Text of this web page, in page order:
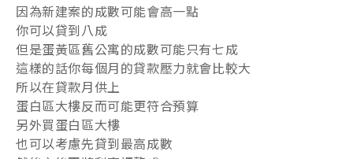
因為新建案的成數可能會高一點
你可以貸到八成
但是蛋黃區舊公寓的成數可能只有七成
這樣的話你每個月的貸款壓力就會比較大
所以在貸款月供上
蛋白區大樓反而可能更符合預算
另外買蛋白區大樓
也可以考慮先貸到最高成數